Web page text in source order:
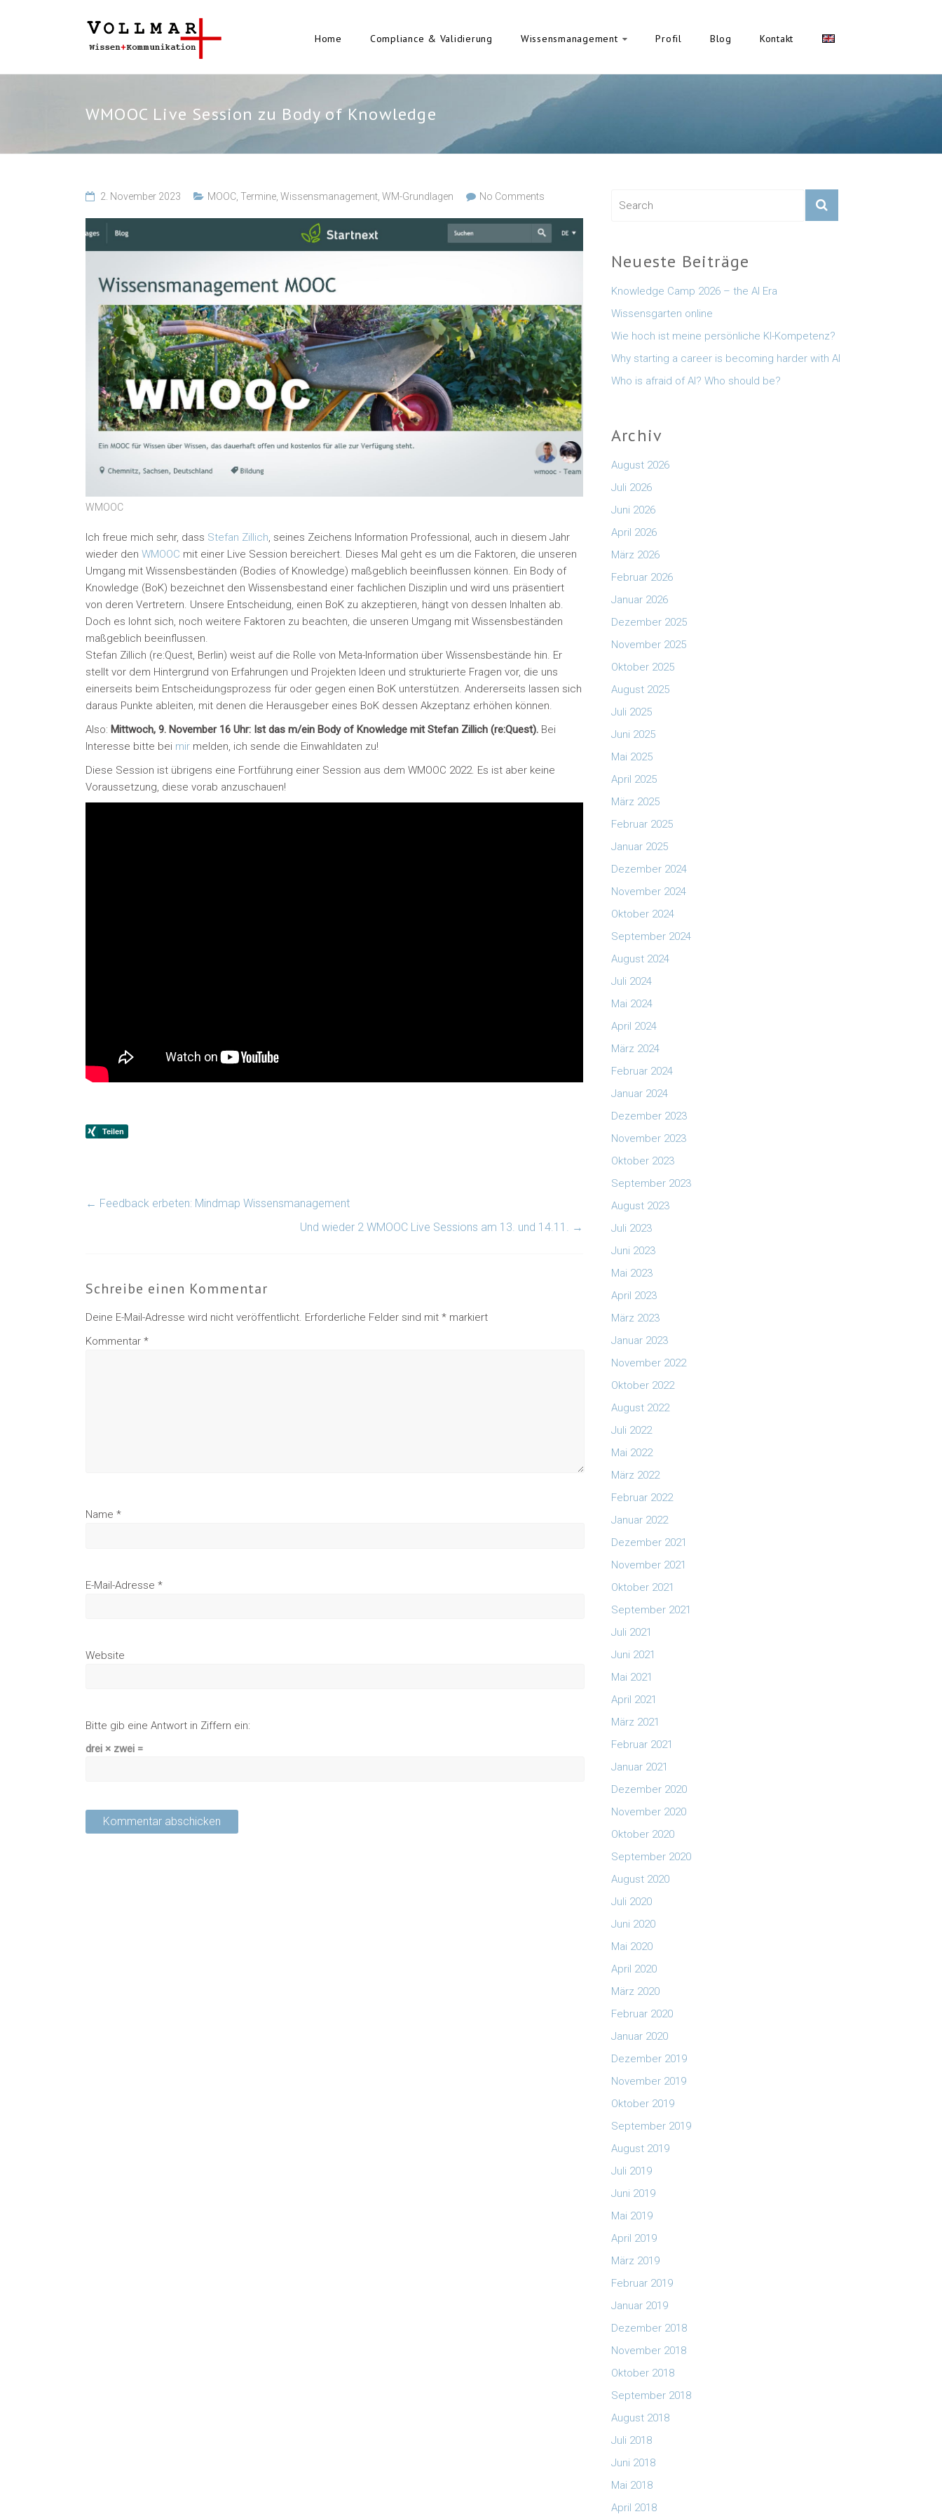
Home Compliance & Validierung Wissensmanagement Profil Blog Kontakt
WMOOC Live Session zu Body of Knowledge
2. November 2023 MOOC Termine Wissensmanagement WM-Grundlagen No Comments
WMOOC
Ich freue mich sehr, dass Stefan Zillich, seines Zeichens Information Professional, auch in diesem Jahr
wieder den WMOOC mit einer Live Session bereichert. Dieses Mal geht es um die Faktoren, die unseren
Umgang mit Wissensbeständen (Bodies of Knowledge) maßgeblich beeinflussen können. Ein Body of
Knowledge (BoK) bezeichnet den Wissensbestand einer fachlichen Disziplin und wird uns präsentiert
von deren Vertretern. Unsere Entscheidung, einen BoK zu akzeptieren, hängt von dessen Inhalten ab.
Doch es lohnt sich, noch weitere Faktoren zu beachten, die unseren Umgang mit Wissensbeständen
maßgeblich beeinflussen.
Stefan Zillich (re:Quest, Berlin) weist auf die Rolle von Meta-Information über Wissensbestände hin. Er
stellt vor dem Hintergrund von Erfahrungen und Projekten Ideen und strukturierte Fragen vor, die uns
einerseits beim Entscheidungsprozess für oder gegen einen BoK unterstützen. Andererseits lassen sich
daraus Punkte ableiten, mit denen die Herausgeber eines BoK dessen Akzeptanz erhöhen können.
Also: Mittwoch, 9. November 16 Uhr: Ist das m/ein Body of Knowledge mit Stefan Zillich (re:Quest). Bei
Interesse bitte bei mir melden, ich sende die Einwahldaten zu!
Diese Session ist übrigens eine Fortführung einer Session aus dem WMOOC 2022. Es ist aber keine
Voraussetzung, diese vorab anzuschauen!
← Feedback erbeten: Mindmap Wissensmanagement
Und wieder 2 WMOOC Live Sessions am 13. und 14.11. →
Schreibe einen Kommentar
Deine E-Mail-Adresse wird nicht veröffentlicht. Erforderliche Felder sind mit * markiert
Kommentar *
Name *
E-Mail-Adresse *
Website
Bitte gib eine Antwort in Ziffern ein:
drei × zwei =
Neueste Beiträge
Knowledge Camp 2026 – the AI Era
Wissensgarten online
Wie hoch ist meine persönliche KI-Kompetenz?
Why starting a career is becoming harder with AI
Who is afraid of AI? Who should be?
Archiv
August 2026
Juli 2026
Juni 2026
April 2026
März 2026
Februar 2026
Januar 2026
Dezember 2025
November 2025
Oktober 2025
August 2025
Juli 2025
Juni 2025
Mai 2025
April 2025
März 2025
Februar 2025
Januar 2025
Dezember 2024
November 2024
Oktober 2024
September 2024
August 2024
Juli 2024
Mai 2024
April 2024
März 2024
Februar 2024
Januar 2024
Dezember 2023
November 2023
Oktober 2023
September 2023
August 2023
Juli 2023
Juni 2023
Mai 2023
April 2023
März 2023
Januar 2023
November 2022
Oktober 2022
August 2022
Juli 2022
Mai 2022
März 2022
Februar 2022
Januar 2022
Dezember 2021
November 2021
Oktober 2021
September 2021
Juli 2021
Juni 2021
Mai 2021
April 2021
März 2021
Februar 2021
Januar 2021
Dezember 2020
November 2020
Oktober 2020
September 2020
August 2020
Juli 2020
Juni 2020
Mai 2020
April 2020
März 2020
Februar 2020
Januar 2020
Dezember 2019
November 2019
Oktober 2019
September 2019
August 2019
Juli 2019
Juni 2019
Mai 2019
April 2019
März 2019
Februar 2019
Januar 2019
Dezember 2018
November 2018
Oktober 2018
September 2018
August 2018
Juli 2018
Juni 2018
Mai 2018
April 2018